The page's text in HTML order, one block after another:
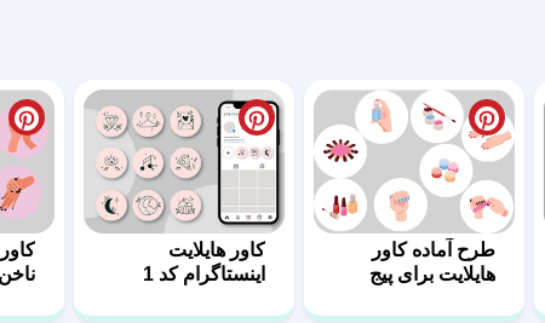
طرح آماده کاور
هایلایت برای پیج
کاور هایلایت
اینستاگرام کد 1